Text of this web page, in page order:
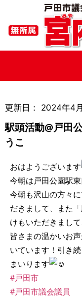
更新日： 2024年4
駅頭活動@戸田
うこ
おはようございます
今朝は戸田公園駅
今朝も沢山の方々
だきまして、また
けもいただきまし
皆さまの温かいお
いています！引き
まいります
#戸田市
#戸田市議会議員